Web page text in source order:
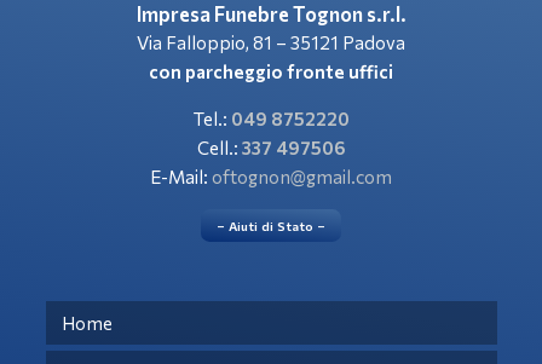
Impresa Funebre Tognon s.r.l.
Via Falloppio, 81 – 35121 Padova
con parcheggio fronte uffici
Tel.: 049 8752220
Cell.: 337 497506
E-Mail: oftognon@gmail.com
– Aiuti di Stato –
Home